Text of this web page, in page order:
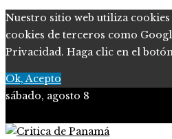
Nuestro sitio web utiliza
cookies de terceros como
Privacidad. Haga clic en el
Ok, Acepto
sábado, agosto 8